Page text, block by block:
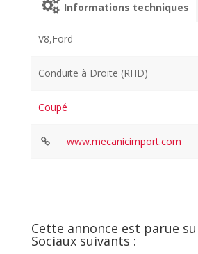
Informations techniques
V8,Ford
Conduite à Droite (RHD)
Coupé
www.mecanicimport.com
Cette annonce est parue
Sociaux suivants :